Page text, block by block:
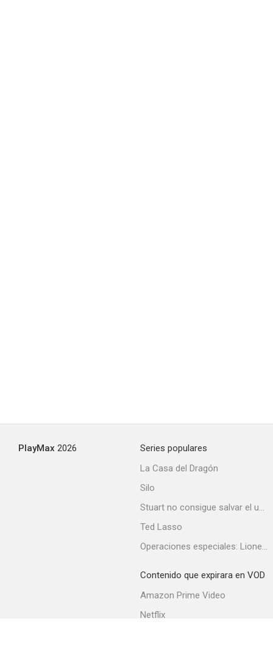
PlayMax 2026
Series populares
La Casa del Dragón
Silo
Stuart no consigue salvar el universo
Ted Lasso
Operaciones especiales: Lioness
Contenido que expirara en VOD
Amazon Prime Video
Netflix